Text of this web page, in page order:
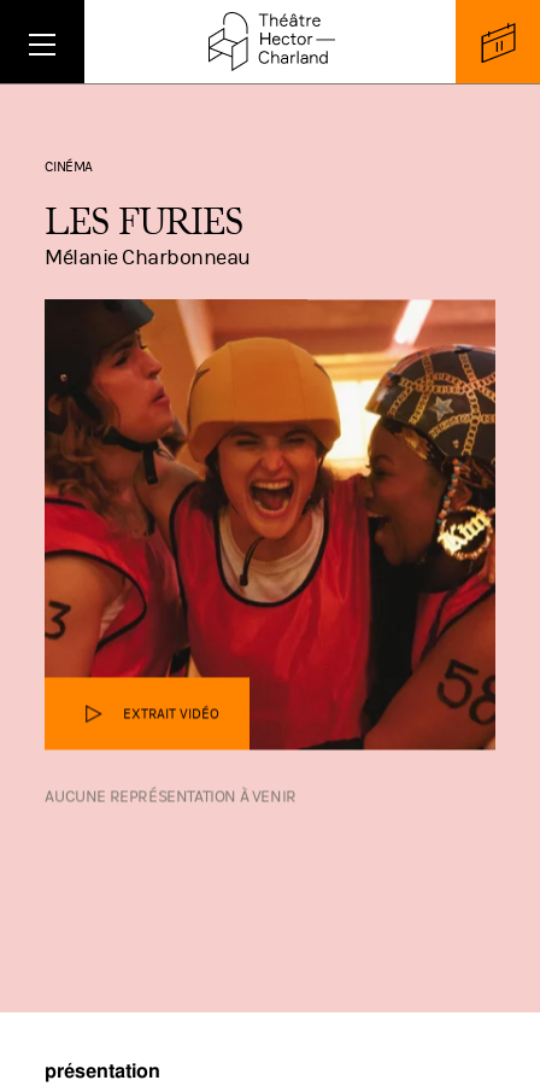
CINÉMA
LES FURIES
Mélanie Charbonneau
EXTRAIT VIDÉO
AUCUNE REPRÉSENTATION À VENIR
présentation